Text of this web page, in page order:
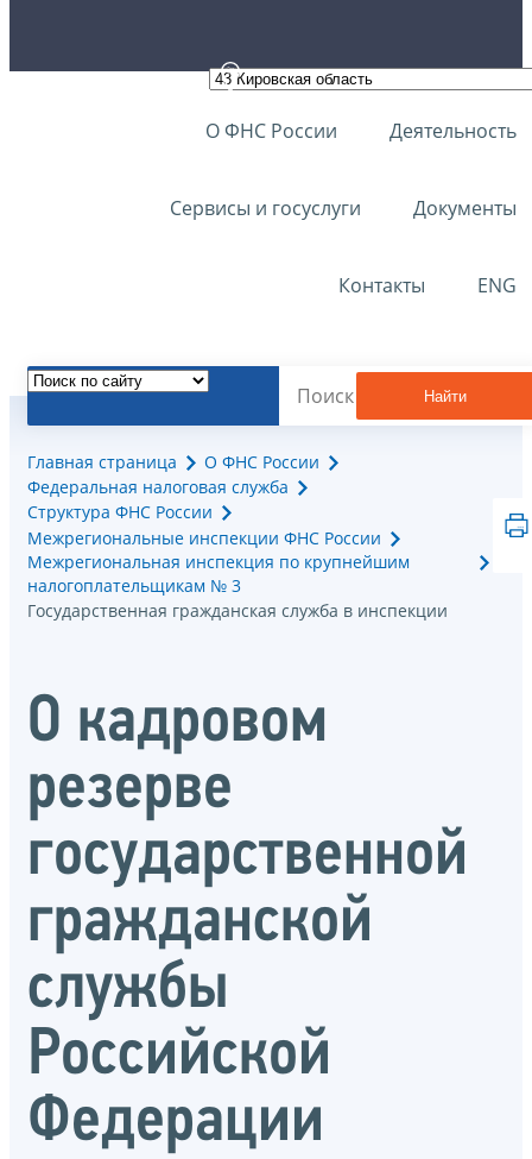
О ФНС России Деятельность
Сервисы и госуслуги Документы
Контакты ENG
Найти
Главная страница
О ФНС России
Федеральная налоговая служба
Структура ФНС России
Межрегиональные инспекции ФНС России
Межрегиональная инспекция по крупнейшим
налогоплательщикам № 3
Государственная гражданская служба в инспекции
О кадровом
резерве
государственной
гражданской
службы
Российской
Федерации